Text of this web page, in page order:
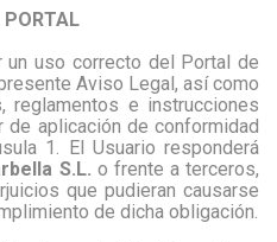
PORTAL
un uso correcto del Portal de
Aviso Legal, así como
reglamentos e instrucciones
aplicación de conformidad
1. El Usuario responderá
S.L. o frente a terceros,
que pudieran causarse
de dicha obligación.